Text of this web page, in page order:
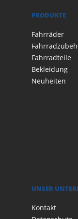
PRODUKTE
Fahrräder
Fahrradteile
Bekleidung
Neuheiten
UNSER
Kontakt